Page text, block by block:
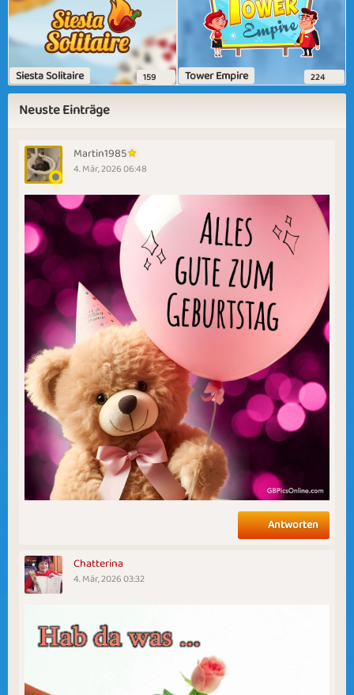
Siesta Solitaire 159 Tower Empire 224
Neuste Einträge
Martin1985
4. Mär, 2026 06:48
Antworten
Chatterina
4. Mär, 2026 03:32